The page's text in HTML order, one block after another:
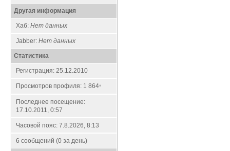
Другая информация
Хаб: Нет данных
Jabber: Нет данных
Статистика
Регистрация: 25.12.2010
Просмотров профиля: 1 864*
Последнее посещение:
17.10.2011, 0:57
Часовой пояс: 7.8.2026, 8:13
6 сообщений (0 за день)